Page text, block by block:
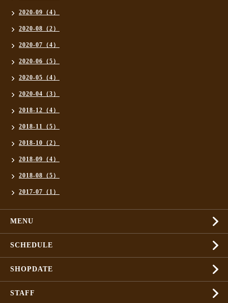
2020-09（4）
2020-08（2）
2020-07（4）
2020-06（5）
2020-05（4）
2020-04（3）
2018-12（4）
2018-11（5）
2018-10（2）
2018-09（4）
2018-08（5）
2017-07（1）
MENU
SCHEDULE
SHOPDATE
STAFF